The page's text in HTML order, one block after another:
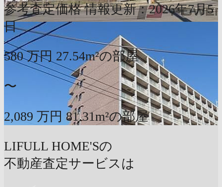
参考査定価格 情報更新：2026年7月5
日
580 万円 27.54m²の部屋
〜
2,089 万円 81.31m²の部屋
LIFULL HOME'Sの
不動産査定サービスは